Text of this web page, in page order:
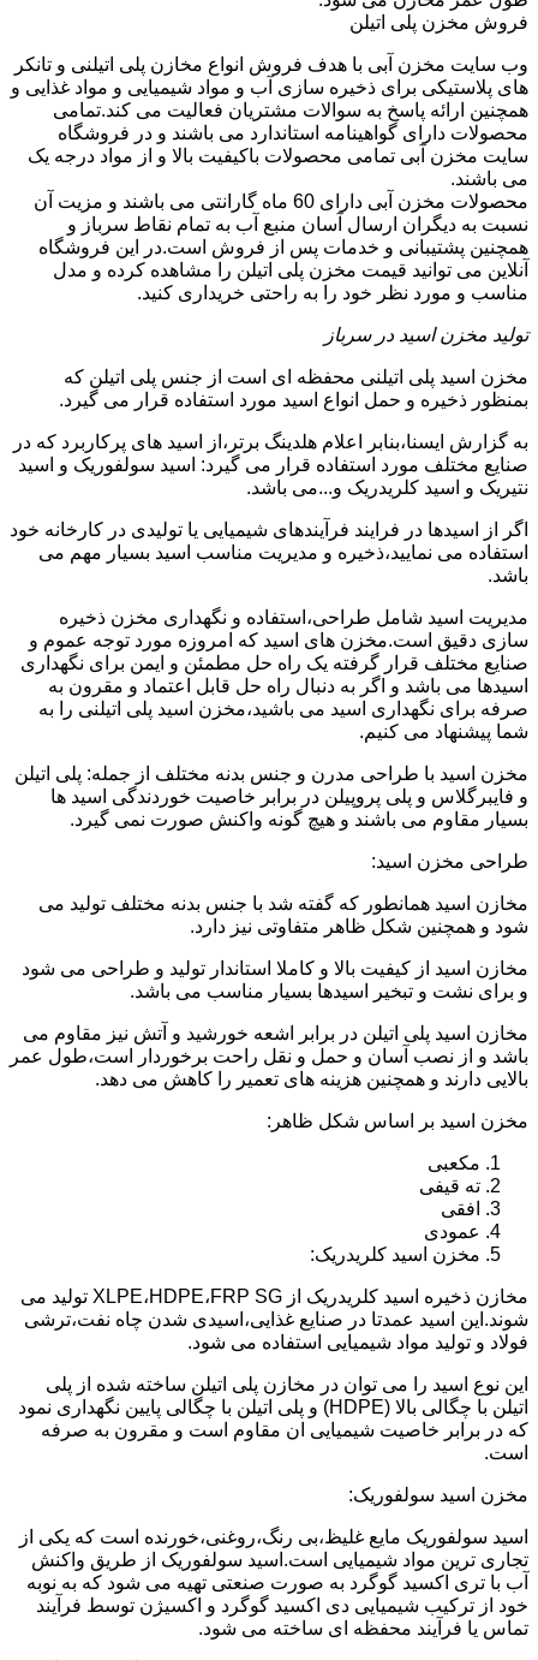
فروش مخزن پلی اتیلن
وب سایت مخزن آبی با هدف فروش انواع مخازن پلی اتیلنی و تانکر
های پلاستیکی برای ذخیره سازی آب و مواد شیمیایی و مواد غذایی و
همچنین ارائه پاسخ به سوالات مشتریان فعالیت می کند.تمامی
محصولات دارای گواهینامه استاندارد می باشند و در فروشگاه
سایت مخزن آبی تمامی محصولات باکیفیت بالا و از مواد درجه یک
می باشند.
محصولات مخزن آبی دارای 60 ماه گارانتی می باشند و مزیت آن
نسبت به دیگران ارسال آسان منبع آب به تمام نقاط سرباز و
همچنین پشتیبانی و خدمات پس از فروش است.در این فروشگاه
آنلاین می توانید قیمت مخزن پلی اتیلن را مشاهده کرده و مدل
مناسب و مورد نظر خود را به راحتی خریداری کنید.
تولید مخزن اسید در سرباز
مخزن اسید پلی اتیلنی محفظه ای است از جنس پلی اتیلن که
بمنظور ذخیره و حمل انواع اسید مورد استفاده قرار می گیرد.
به گزارش ایسنا،بنابر اعلام هلدینگ برتر،از اسید های پرکاربرد که در
صنایع مختلف مورد استفاده قرار می گیرد: اسید سولفوریک و اسید
نتیریک و اسید کلریدریک و...می باشد.
اگر از اسیدها در فرایند فرآیندهای شیمیایی یا تولیدی در کارخانه خود
استفاده می نمایید،ذخیره و مدیریت مناسب اسید بسیار مهم می
باشد.
مدیریت اسید شامل طراحی،استفاده و نگهداری مخزن ذخیره
سازی دقیق است.مخزن های اسید که امروزه مورد توجه عموم و
صنایع مختلف قرار گرفته یک راه حل مطمئن و ایمن برای نگهداری
اسیدها می باشد و اگر به دنبال راه حل قابل اعتماد و مقرون به
صرفه برای نگهداری اسید می باشید،مخزن اسید پلی اتیلنی را به
شما پیشنهاد می کنیم.
مخزن اسید با طراحی مدرن و جنس بدنه مختلف از جمله: پلی اتیلن
و فایبرگلاس و پلی پروپیلن در برابر خاصیت خوردندگی اسید ها
بسیار مقاوم می باشند و هیچ گونه واکنش صورت نمی گیرد.
طراحی مخزن اسید:
مخازن اسید همانطور که گفته شد با جنس بدنه مختلف تولید می
شود و همچنین شکل ظاهر متفاوتی نیز دارد.
مخازن اسید از کیفیت بالا و کاملا استاندار تولید و طراحی می شود
و برای نشت و تبخیر اسیدها بسیار مناسب می باشد.
مخازن اسید پلی اتیلن در برابر اشعه خورشید و آتش نیز مقاوم می
باشد و از نصب آسان و حمل و نقل راحت برخوردار است،طول عمر
بالایی دارند و همچنین هزینه های تعمیر را کاهش می دهد.
مخزن اسید بر اساس شکل ظاهر:
مکعبی
ته قیفی
افقی
عمودی
مخزن اسید کلریدریک:
مخازن ذخیره اسید کلریدریک از XLPE،HDPE،FRP SG تولید می
شوند.این اسید عمدتا در صنایع غذایی،اسیدی شدن چاه نفت،ترشی
فولاد و تولید مواد شیمیایی استفاده می شود.
این نوع اسید را می توان در مخازن پلی اتیلن ساخته شده از پلی
اتیلن با چگالی بالا (HDPE) و پلی اتیلن با چگالی پایین نگهداری نمود
که در برابر خاصیت شیمیایی ان مقاوم است و مقرون به صرفه
است.
مخزن اسید سولفوریک:
اسید سولفوریک مایع غلیظ،بی رنگ،روغنی،خورنده است که یکی از
تجاری ترین مواد شیمیایی است.اسید سولفوریک از طریق واکنش
آب با تری اکسید گوگرد به صورت صنعتی تهیه می شود که به نوبه
خود از ترکیب شیمیایی دی اکسید گوگرد و اکسیژن توسط فرآیند
تماس یا فرآیند محفظه ای ساخته می شود.